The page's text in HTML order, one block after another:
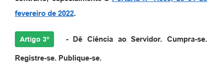
fevereiro de 2022.
Artigo 3º - Dê Ciência ao Servidor. Cumpra-se.
Registre-se. Publique-se.